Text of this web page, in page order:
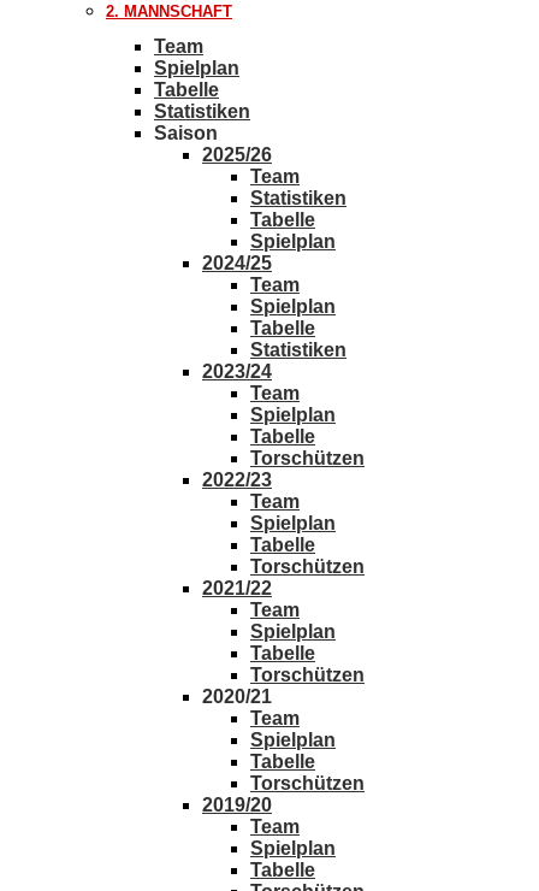
2. MANNSCHAFT
Team
Spielplan
Tabelle
Statistiken
Saison
2025/26
Team
Statistiken
Tabelle
Spielplan
2024/25
Team
Spielplan
Tabelle
Statistiken
2023/24
Team
Spielplan
Tabelle
Torschützen
2022/23
Team
Spielplan
Tabelle
Torschützen
2021/22
Team
Spielplan
Tabelle
Torschützen
2020/21
Team
Spielplan
Tabelle
Torschützen
2019/20
Team
Spielplan
Tabelle